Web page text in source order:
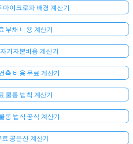
마이크로파 배경 계산기
부채 비용 계산기
기자본비용 계산기
축 비용 무료 계산기
쿨롱 법칙 계산기
롱 법칙 공식 계산기
료 공분산 계산기